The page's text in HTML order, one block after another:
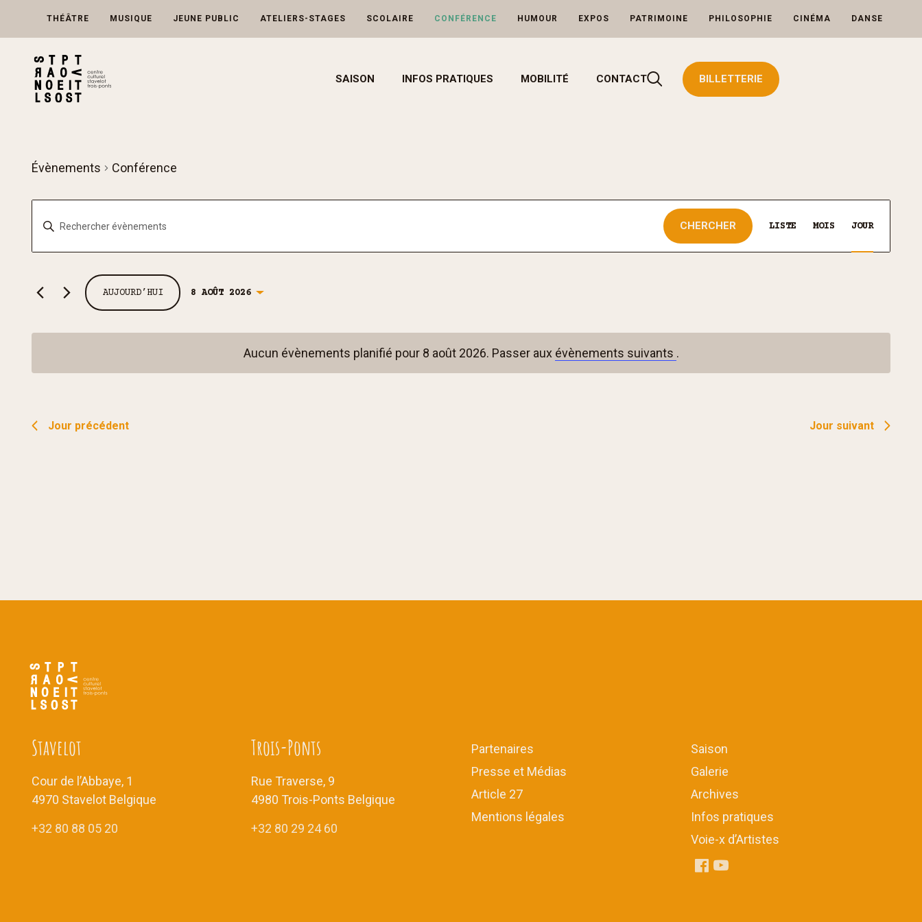
THÉÂTRE MUSIQUE JEUNE PUBLIC ATELIERS-STAGES SCOLAIRE CONFÉRENCE HUMOUR EXPOS PATRIMOINE PHILOSOPHIE CINÉMA DANSE
SAISON INFOS PRATIQUES MOBILITÉ CONTACT Rechercher BILLETTERIE
Notice
Aucun évènements planifié pour 8 août 2026. Passer aux évènements suivants .
Évènements Conférence
Évènements
Saisir
Rechercher
Évènements
mot-
CHERCHER
de
LISTE MOIS JOUR
AUJOURD’HUI 8 AOÛT 2026
Jour précédent Jour suivant
Stavelot
Cour de l’Abbaye, 1
4970 Stavelot Belgique
+32 80 88 05 20
Trois-Ponts
Rue Traverse, 9
4980 Trois-Ponts Belgique
+32 80 29 24 60
Partenaires
Presse et Médias
Article 27
Mentions légales
Saison
Galerie
Archives
Infos pratiques
Voie-x d’Artistes